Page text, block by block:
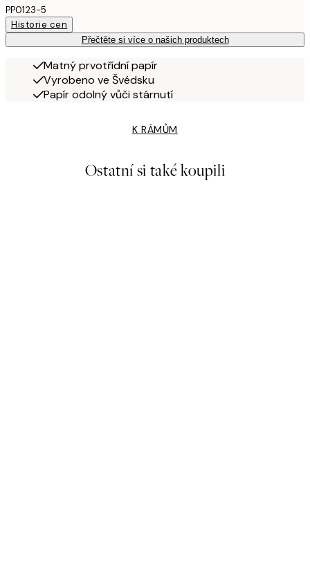
PP0123-5
Historie cen
Přečtěte si více o našich produktech
Matný prvotřídní papír
Vyrobeno ve Švédsku
Papír odolný vůči stárnutí
K RÁMŮM
Ostatní si také koupili